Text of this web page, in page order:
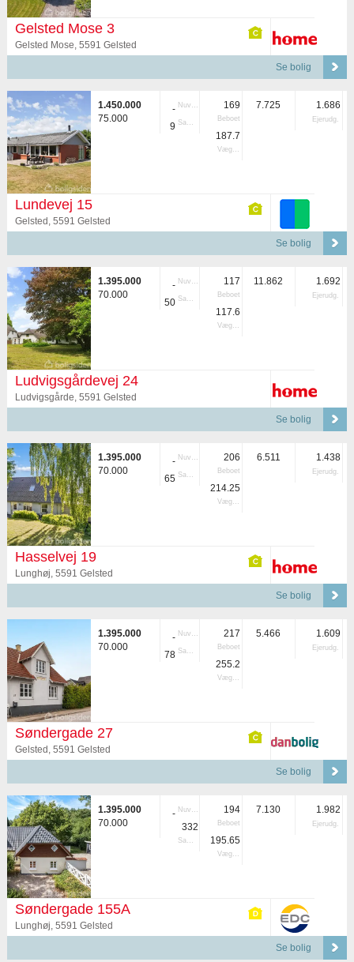
Gelsted Mose 3
Gelsted Mose, 5591 Gelsted
Se bolig
1.450.000
75.000
- Nuvær.
9 Samlet
169
Beboet
187.7
Vægtet
7.725 1.686
Ejerudg.
Lundevej 15
Gelsted, 5591 Gelsted
Se bolig
1.395.000
70.000
- Nuvær.
50 Samlet
117
Beboet
117.6
Vægtet
11.862 1.692
Ejerudg.
Ludvigsgårdevej 24
Ludvigsgårde, 5591 Gelsted
Se bolig
1.395.000
70.000
- Nuvær.
65 Samlet
206
Beboet
214.25
Vægtet
6.511 1.438
Ejerudg.
Hasselvej 19
Lunghøj, 5591 Gelsted
Se bolig
1.395.000
70.000
- Nuvær.
78 Samlet
217
Beboet
255.2
Vægtet
5.466 1.609
Ejerudg.
Søndergade 27
Gelsted, 5591 Gelsted
Se bolig
1.395.000
70.000
- Nuvær.
332
Samlet
194
Beboet
195.65
Vægtet
7.130 1.982
Ejerudg.
Søndergade 155A
Lunghøj, 5591 Gelsted
Se bolig